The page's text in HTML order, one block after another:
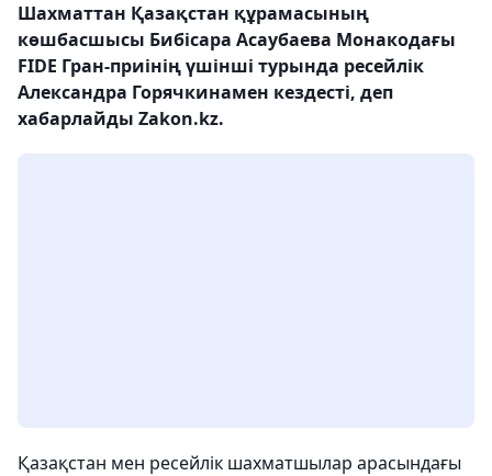
Шахматтан Қазақстан құрамасының
көшбасшысы Бибісара Асаубаева Монакодағы
FIDE Гран-приінің үшінші турында ресейлік
Александра Горячкинамен кездесті, деп
хабарлайды Zakon.kz.
Қазақстан мен ресейлік шахматшылар арасындағы